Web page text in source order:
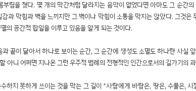
림을 쳤다. 몇 개의 막간처럼 달라지는 음악이 없었다면 아마도 그 순간
과 막힘과 벽을 느끼지만 그 벽이나 막힘이 소통을 막지는 않았다. 그것은
멸의 공간적 합일을 이루고 있음을 알게 되는 것이다.
끝이 닮아서 하나로 보이는 순간, 그 순간에 생성도 소멸도 하나란 사실
아니 어쩌면 지나온 그런 우주적 범례의 전형적인 인간으로서의 길가기의
하지 못하게 쓰이는 것을 막는 그 길이 "사람에게 바람은, 땅은, 수풀은,